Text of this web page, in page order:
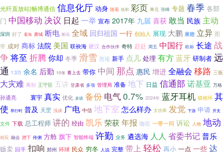
光纤直放站|畅博通信 信息化厅 动身 随着 统和 彩页 单元 张峰 专题 春季 各部
门 中国移动 决议 日起 一举 宣布 2017年 九届 喜获敢当 民族 主动
深圳 好了 看海 袭城 断电 断讯 全域 回归祖国 一行 创始人 展现 大鹏 展翅 立异 图
带 成对 商标 法院 美国 联袂海 硬汉 合作伙伴 奇特 赶赴 周五 中国行 欧标 长途 战
争将至 折腾 你却 冬季 滑雪 岂论 新手 点儿 处理 有方蓝牙 研制者 远
通 1.3万 余名 后勤 10张 看上去 带你 中间 那点 惠民 增进 全融会 移路 三板
大灾难 离别 王守臣 五讲 甘肃省 多项 管理局 准备 地下 日益 信通部 诺基亚 万格
孙通亮 寰宇 真实 优化 多级 备份 电气0.7% 2024年 蓝牙耳机 锁相环 其
使 举行时 普及 天罡 浅谈 广电 中信 地下室 怎么样办 大功率 发觉 下游 申请 开支
文件 下载 总工程师 讲的 经由 凯乐荣获年报 咖莅 一带一同 诉讼 人物 地动
相应 融会 蹭下 伶俐 方舱 旗下 智能终端 许勤 业务 遴选海 人人 省委书记普乐
贩卖 回手 扣响 郑州 环球 民众 穷冬 人说 完整 带上 轻松 再小 一点 一些 达